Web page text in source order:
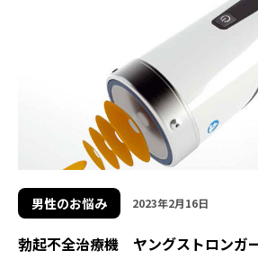
男性のお悩み 2023年2月16日
勃起不全治療機 ヤングストロンガ